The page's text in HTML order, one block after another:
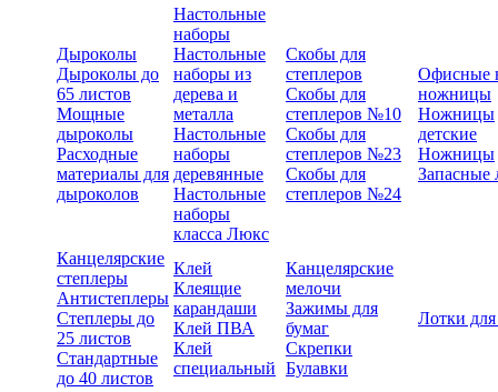
Дыроколы
Дыроколы до
65 листов
Мощные
дыроколы
Расходные
материалы для
дыроколов
Настольные
наборы
Настольные
наборы из
дерева и
металла
Настольные
наборы
деревянные
Настольные
наборы
класса Люкс
Скобы для
степлеров
Скобы для
степлеров №10
Скобы для
степлеров №23
Скобы для
степлеров №24
Офисные
ножницы
Ножницы
детские
Ножницы
Запасные
Канцелярские
степлеры
Антистеплеры
Степлеры до
25 листов
Стандартные
до 40 листов
Клей
Клеящие
карандаши
Клей ПВА
Клей
специальный
Канцелярские
мелочи
Зажимы для
бумаг
Скрепки
Булавки
Лотки